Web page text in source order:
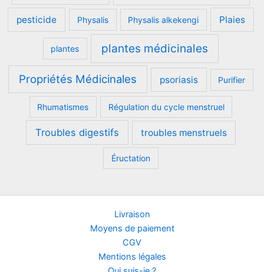
pesticide Physalis Physalis alkekengi Plaies
plantes plantes médicinales
Propriétés Médicinales psoriasis Purifier
Rhumatismes Régulation du cycle menstruel
Troubles digestifs troubles menstruels
Éructation
Livraison
Moyens de paiement
CGV
Mentions légales